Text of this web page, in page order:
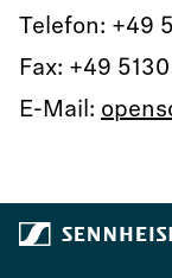
Telefon: +49
Fax: +49
E-Mail: